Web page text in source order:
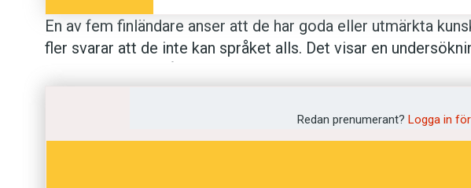
En av fem finländare anser att de har goda eller utmärkta
fler svarar att de inte kan språket alls. Det visar en
Drygt 5 procent av finländarna har svenska som modersmål.
på nedgång. Även intresset för att studera svenska har
Redan prenumerant? Logga in